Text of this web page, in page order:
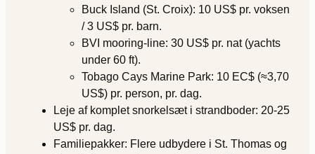
Buck Island (St. Croix): 10 US$ pr. voksen
/ 3 US$ pr. barn.
BVI mooring-line: 30 US$ pr. nat (yachts
under 60 ft).
Tobago Cays Marine Park: 10 EC$ (≈3,70
US$) pr. person, pr. dag.
Leje af komplet snorkelsæt i strandboder: 20-25
US$ pr. dag.
Familiepakker: Flere udbydere i St. Thomas og